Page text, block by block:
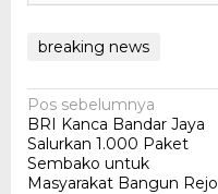
breaking news
Navigasi
pos
Pos sebelumnya
BRI Kanca Bandar Jaya
Salurkan 1.000 Paket
Sembako untuk
Masyarakat Bangun Rejo